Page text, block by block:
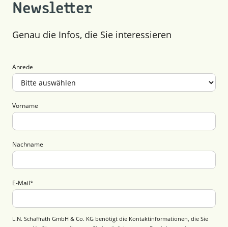
Newsletter
Genau die Infos, die Sie interessieren
Anrede
Vorname
Nachname
E-Mail*
L.N. Schaffrath GmbH & Co. KG benötigt die Kontaktinformationen, die Sie